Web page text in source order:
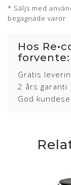
* Säljs med
begagnade varor
Hos
forvente:
Gratis
2 års garanti
God